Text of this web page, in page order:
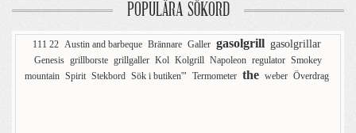
POPULÄRA SÖKORD
111 22 Austin and barbeque Brännare Galler gasolgrill gasolgrillar
Genesis grillborste grillgaller Kol Kolgrill Napoleon regulator Smokey
mountain Spirit Stekbord Sök i butiken'" Termometer the weber Överdrag